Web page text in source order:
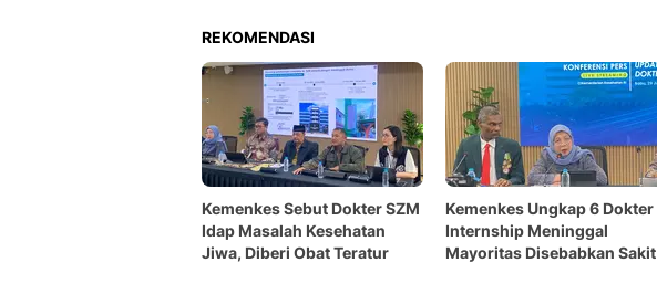
REKOMENDASI
Kemenkes Sebut Dokter SZM
Idap Masalah Kesehatan
Jiwa, Diberi Obat Teratur
Kemenkes Ungkap 6 Dokter
Internship Meninggal
Mayoritas Disebabkan Sakit